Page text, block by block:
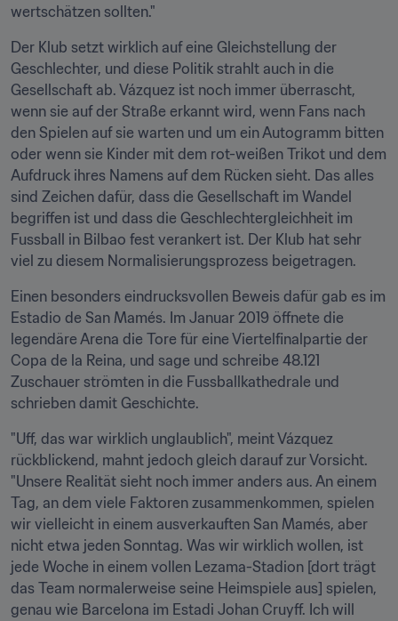
wertschätzen sollten."
Der Klub setzt wirklich auf eine Gleichstellung der
Geschlechter, und diese Politik strahlt auch in die
Gesellschaft ab. Vázquez ist noch immer überrascht,
wenn sie auf der Straße erkannt wird, wenn Fans nach
den Spielen auf sie warten und um ein Autogramm bitten
oder wenn sie Kinder mit dem rot-weißen Trikot und dem
Aufdruck ihres Namens auf dem Rücken sieht. Das alles
sind Zeichen dafür, dass die Gesellschaft im Wandel
begriffen ist und dass die Geschlechtergleichheit im
Fussball in Bilbao fest verankert ist. Der Klub hat sehr
viel zu diesem Normalisierungsprozess beigetragen.
Einen besonders eindrucksvollen Beweis dafür gab es im
Estadio de San Mamés. Im Januar 2019 öffnete die
legendäre Arena die Tore für eine Viertelfinalpartie der
Copa de la Reina, und sage und schreibe 48.121
Zuschauer strömten in die Fussballkathedrale und
schrieben damit Geschichte.
"Uff, das war wirklich unglaublich", meint Vázquez
rückblickend, mahnt jedoch gleich darauf zur Vorsicht.
"Unsere Realität sieht noch immer anders aus. An einem
Tag, an dem viele Faktoren zusammenkommen, spielen
wir vielleicht in einem ausverkauften San Mamés, aber
nicht etwa jeden Sonntag. Was wir wirklich wollen, ist
jede Woche in einem vollen Lezama-Stadion [dort trägt
das Team normalerweise seine Heimspiele aus] spielen,
genau wie Barcelona im Estadi Johan Cruyff. Ich will